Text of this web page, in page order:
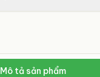
Mô tả sản phẩm